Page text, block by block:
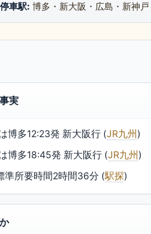
車駅: 博多・新大阪・広島・新神戸
実
博多12:23発 新大阪行 (JR九州 )
博多18:45発 新大阪行 (JR九州 )
準所要時間2時間36分 (駅探)